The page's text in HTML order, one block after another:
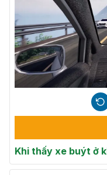
Khi thấy xe buýt ở